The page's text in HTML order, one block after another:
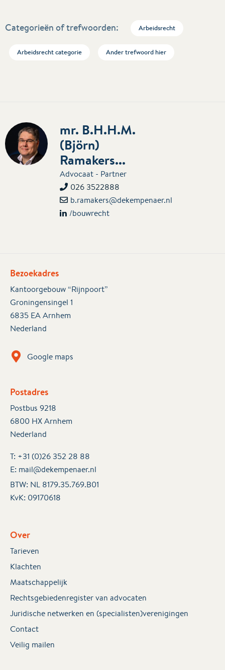
Categorieën of trefwoorden: Arbeidsrecht
Arbeidsrecht categorie Ander trefwoord hier
mr. B.H.H.M.
(Björn)
Ramakers...
Advocaat - Partner
026 3522888
b.ramakers@dekempenaer.nl
/bouwrecht
Bezoekadres
Kantoorgebouw “Rijnpoort”
Groningensingel 1
6835 EA Arnhem
Nederland
Google maps
Postadres
Postbus 9218
6800 HX Arnhem
Nederland
T: +31 (0)26 352 28 88
E: mail@dekempenaer.nl
BTW: NL 8179.35.769.B01
KvK: 09170618
Over
Tarieven
Klachten
Maatschappelijk
Rechtsgebiedenregister van advocaten
Juridische netwerken en (specialisten)verenigingen
Contact
Veilig mailen